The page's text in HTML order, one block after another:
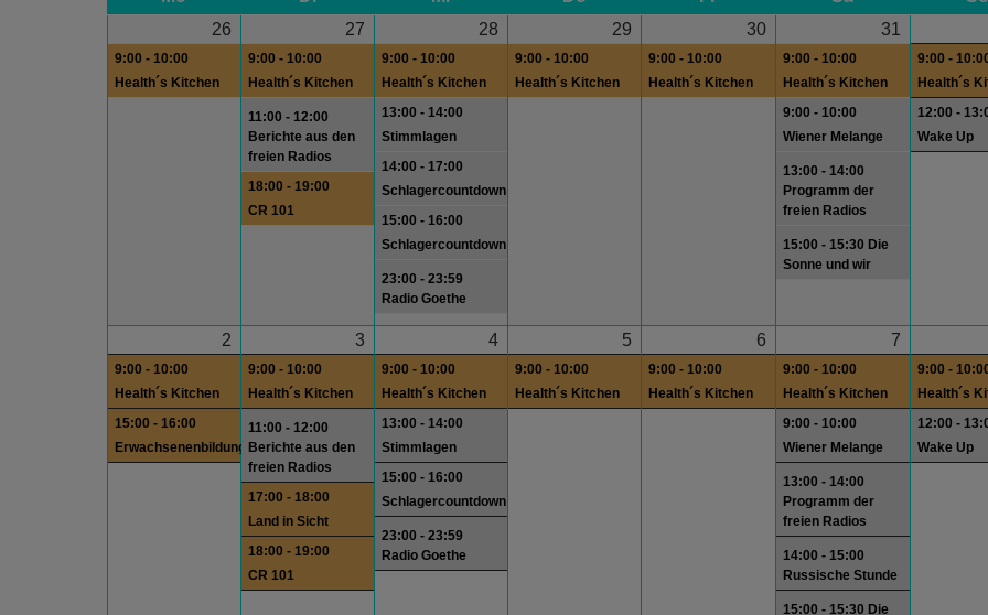
26
9:00 - 10:00
Health´s Kitchen
27
9:00 - 10:00
Health´s Kitchen
11:00 - 12:00
Berichte aus den
freien Radios
18:00 - 19:00
CR 101
28
9:00 - 10:00
Health´s Kitchen
13:00 - 14:00
Stimmlagen
14:00 - 17:00
Schlagercountdown
15:00 - 16:00
Schlagercountdown
23:00 - 23:59
Radio Goethe
29
9:00 - 10:00
Health´s Kitchen
30
9:00 - 10:00
Health´s Kitchen
31
9:00 - 10:00
Health´s Kitchen
9:00 - 10:00
Wiener Melange
13:00 - 14:00
Programm der
freien Radios
15:00 - 15:30 Die
Sonne und wir
9:00 -
Health´s
12:00 -
Wake Up
2
9:00 - 10:00
Health´s Kitchen
15:00 - 16:00
Erwachsenenbildung
3
9:00 - 10:00
Health´s Kitchen
11:00 - 12:00
Berichte aus den
freien Radios
17:00 - 18:00
Land in Sicht
18:00 - 19:00
CR 101
4
9:00 - 10:00
Health´s Kitchen
13:00 - 14:00
Stimmlagen
15:00 - 16:00
Schlagercountdown
23:00 - 23:59
Radio Goethe
5
9:00 - 10:00
Health´s Kitchen
6
9:00 - 10:00
Health´s Kitchen
7
9:00 - 10:00
Health´s Kitchen
9:00 - 10:00
Wiener Melange
13:00 - 14:00
Programm der
freien Radios
14:00 - 15:00
Russische Stunde
15:00 - 15:30 Die
9:00 -
Health´s
12:00 -
Wake Up